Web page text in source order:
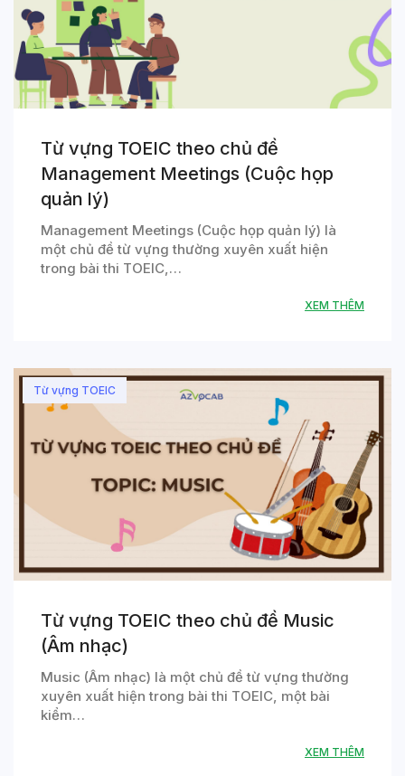
Từ vựng TOEIC theo chủ đề
Management Meetings (Cuộc họp
quản lý)
Management Meetings (Cuộc họp quản lý) là
một chủ đề từ vựng thường xuyên xuất hiện
trong bài thi TOEIC,…
XEM THÊM
Từ vựng TOEIC
Từ vựng TOEIC theo chủ đề Music
(Âm nhạc)
Music (Âm nhạc) là một chủ đề từ vựng thường
xuyên xuất hiện trong bài thi TOEIC, một bài
kiểm…
XEM THÊM